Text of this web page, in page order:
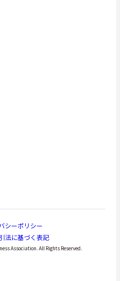
シーポリシー
法に基づく表記
Association. All Rights Reserved.